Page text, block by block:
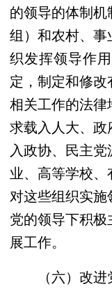
的领导的体制
组）和农村、
织发挥领导作
定，制定和修
相关工作的法
求载入人大、
入政协、民主
业、高等学校
对这些组织实
党的领导下积
展工作。
（六）改进